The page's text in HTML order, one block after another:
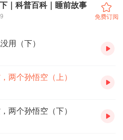
｜科普百科｜睡前故事
免费订阅
用（下）
两个孙悟空（上）
两个孙悟空（下）